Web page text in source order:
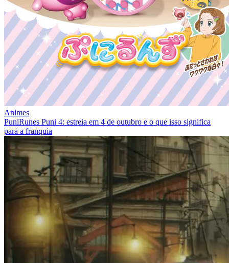
Animes
PuniRunes Puni 4: estreia em 4 de outubro e o que isso significa
para a franquia